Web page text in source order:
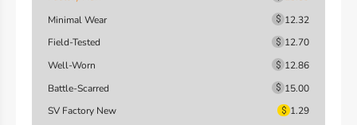
Minimal Wear
12.32
Field-Tested
12.70
Well-Worn
12.86
Battle-Scarred
15.00
SV Factory New
1.29